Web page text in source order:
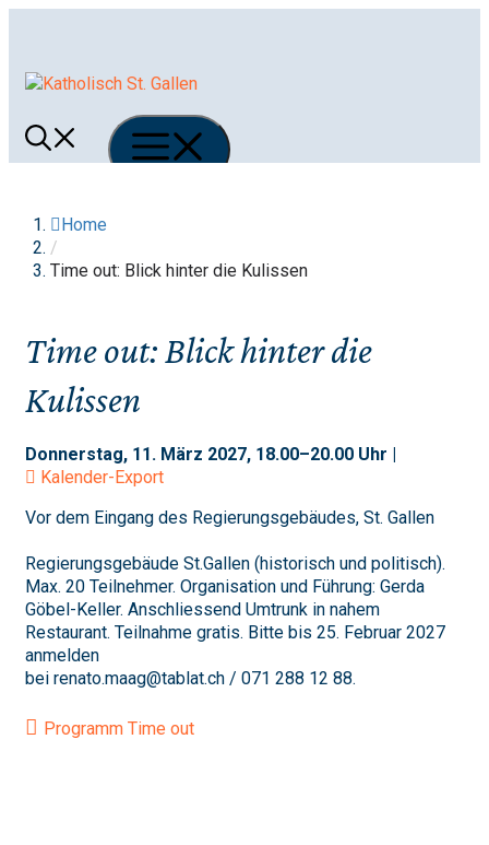
Menü
Home
/
Time out: Blick hinter die Kulissen
Time out: Blick hinter die
Kulissen
Donnerstag, 11. März 2027, 18.00–20.00 Uhr |
Kalender-Export
Vor dem Eingang des Regierungsgebäudes, St. Gallen
Regierungsgebäude St.Gallen (historisch und politisch).
Max. 20 Teilnehmer. Organisation und Führung: Gerda
Göbel-Keller. Anschliessend Umtrunk in nahem
Restaurant. Teilnahme gratis. Bitte bis 25. Februar 2027
anmelden
bei renato.maag@tablat.ch / 071 288 12 88.
Programm Time out